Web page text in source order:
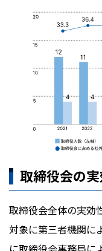
取締役会の
取締役会全体の実効
対象に第三者機関に